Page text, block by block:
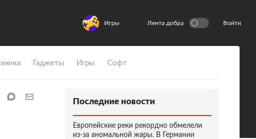
Игры Лента добра Войти
Гаджеты Игры Софт
Последние новости
Европейские реки рекордно обмелели
из-за аномальной жары. В Германии